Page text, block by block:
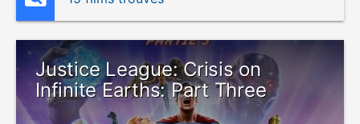
Justice League: Crisis on
Infinite Earths: Part Three